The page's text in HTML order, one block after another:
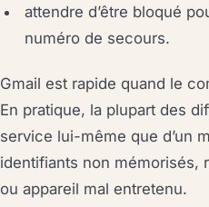
attendre d’être bloqué
numéro de secours.
Gmail est rapide quand le
En pratique, la plupart des
service lui-même que d’un
identifiants non mémorisés,
ou appareil mal entretenu.